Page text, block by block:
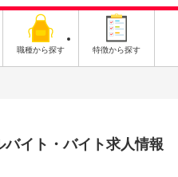
職種から探す 特徴から探す
バイト・バイト求人情報